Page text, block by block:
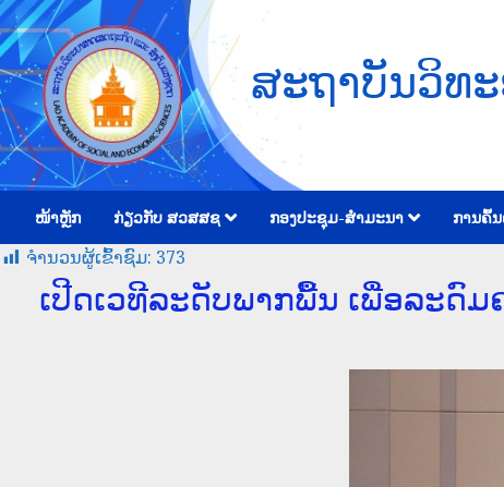
ສະຖາບັນວິທ
ໜ້າຫຼັກ ກ່ຽວກັບ ສວສສຊ ກອງປະຊຸມ-ສຳມະນາ ການຄົ້
ຈໍານວນຜູ້ເຂົ້າຊົມ: 373
ເປີດເວທີລະດັບພາກພື້ນ ເພື່ອລະ